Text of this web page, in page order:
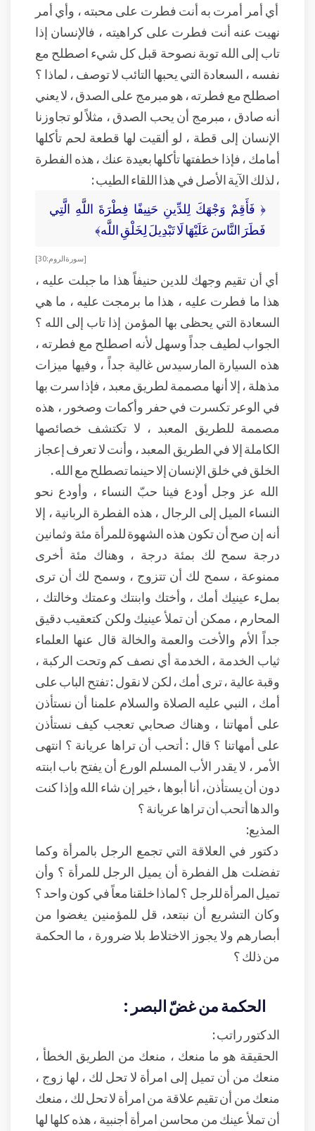
أي أمر أمرت به أنت فطرت على محبته ، وأي أمر
نهيت عنه أنت فطرت على كراهيته ، فالإنسان إذا
تاب إلى الله توبة نصوحة قبل كل شيء اصطلح مع
نفسه ، السعادة التي يحبها التائب لا توصف ، لماذا ؟
اصطلح مع فطرته ، هو مبرمج على الصدق ، لا يعني
أنه صادق ، مبرمج أن يحب الصدق ، مثلاً لو تجاوزنا
الإنسان إلى قطة ، لو ألقيت لها قطعة لحم تأكلها
أمامك ، فإذا خطفتها تأكلها بعيدة عنك ، هذه الفطرة
، لذلك الآية الأصل في هذا اللقاء الطيب :
﴿ فَأَقِمْ وَجْهَكَ لِلدِّينِ حَنِيفًا فِطْرَةَ اللَّهِ الَّتِي
فَطَرَ النَّاسَ عَلَيْهَا لَا تَبْدِيلَ لِخَلْقِ اللَّه﴾
[ سورة الروم: 30]
أي أن تقيم وجهك للدين حنيفاً هذا ما جبلت عليه ،
هذا ما فطرت عليه ، هذا ما برمجت عليه ، ما هي
السعادة التي يحظى بها المؤمن إذا تاب إلى الله ؟
الجواب لطيف جداً وسهل لأنه اصطلح مع فطرته ،
هذه السيارة المارسيدس غالية جداً ، وفيها ميزات
مذهلة ، إلا أنها مصممة لطريق معبد ، فإذا سرت بها
في الوعر تكسرت في حفر وأكمات وصخور ، هذه
مصممة للطريق المعبد ، لا تكتشف خصائصها
الكاملة إلا في الطريق المعبد ، وأنت لا تعرف إعجاز
الخلق في خلق الإنسان إلا حينما تصطلح مع الله .
الله عز وجل أودع فينا حبّ النساء ، وأودع نحو
النساء الميل إلى الرجال ، هذه الفطرة الربانية ، إلا
أنه إن صح أن تكون هذه الشهوة للمرأة مئة وثمانين
درجة سمح لك بمئة درجة ، وهناك مئة أخرى
ممنوعة ، سمح لك أن تتزوج ، وسمح لك أن ترى
بملء عينيك أمك ، وأختك وابنتك وعمتك وخالتك ،
المحارم ، ممكن أن تملأ عينيك ولكن كتعقيب دقيق
جداً الأم والأخت والعمة والخالة قال عنها العلماء
ثياب الخدمة ، الخدمة أي نصف كم وتحت الركبة ،
وقبة عالية ، ترى أمك ، لكن لا نقول : تفتح الباب على
أمك ، النبي عليه الصلاة والسلام علمنا أن نستأذن
على أمهاتنا ، وهناك صحابي تعجب كيف نستأذن
على أمهاتنا ؟ قال : أتحب أن تراها عريانة ؟ انتهى
الأمر ، لا يقدر الأب المسلم الورع أن يفتح باب ابنته
دون أن يستأذن، أنا أبوها ، خير إن شاء الله وإذا كنت
والدها أتحب أن تراها عريانة ؟
المذيع:
دكتور في العلاقة التي تجمع الرجل بالمرأة وكما
تفضلت هل الفطرة أن يميل الرجل للمرأة ؟ وأن
تميل المرأة للرجل ؟ لماذا خلقنا معاً في كون واحد ؟
وكان التشريع أن نبتعد، قل للمؤمنين يغضوا من
أبصارهم ولا يجوز الاختلاط بلا ضرورة ، ما الحكمة
من ذلك ؟
الحكمة من غضّ البصر :
الدكتور راتب :
الحقيقة هو ما منعك ، منعك من الطريق الخطأ ،
منعك من أن تميل إلى امرأة لا تحل لك ، لها زوج ،
منعك من أن تقيم علاقة من امرأة لا تحل لك ، منعك
أن تملأ عينك من محاسن امرأة أجنبية ، هذه كلها لها